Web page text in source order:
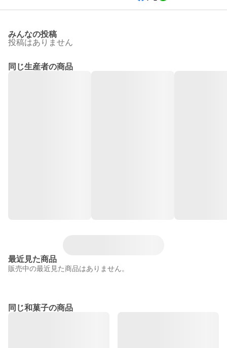
みんなの投稿
投稿はありません
同じ生産者の商品
最近見た商品
販売中の最近見た商品はありません。
同じ和菓子の商品